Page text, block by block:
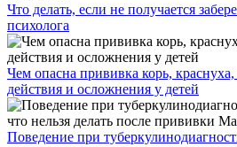
Что делать, если не получается
психолога
Чем опасна прививка корь,
действия и осложнения у детей
Поведение при